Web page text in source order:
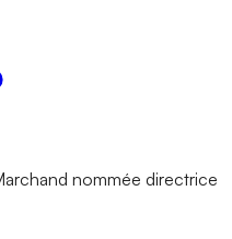
nommée directrice